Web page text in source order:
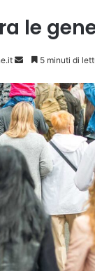
le
v
i
a
u
n
'
e
m
a
i
l
5 minuti di